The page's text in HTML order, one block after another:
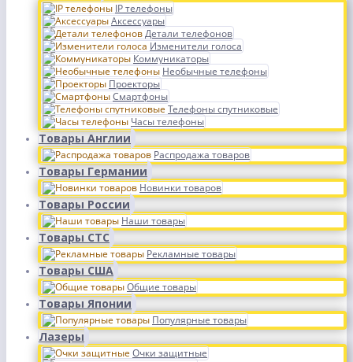
IP телефоны
Аксессуары
Детали телефонов
Изменители голоса
Коммуникаторы
Необычные телефоны
Проекторы
Смартфоны
Телефоны спутниковые
Часы телефоны
Товары Англии
Распродажа товаров
Товары Германии
Новинки товаров
Товары России
Наши товары
Товары СТС
Рекламные товары
Товары США
Общие товары
Товары Японии
Популярные товары
Лазеры
Очки защитные